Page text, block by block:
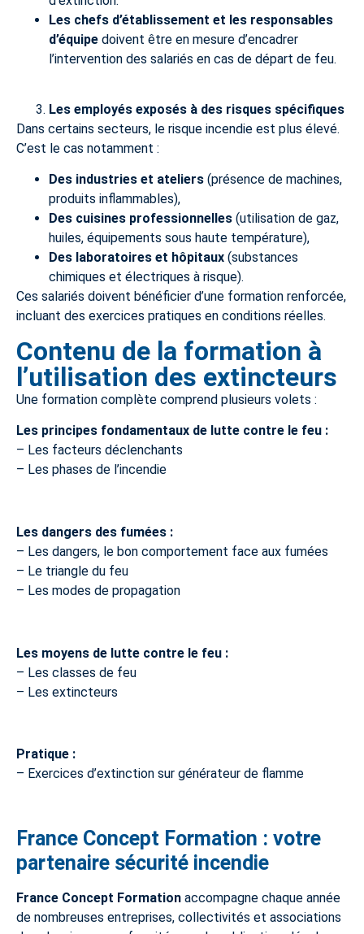
Les chefs d’établissement et les responsables
d’équipe doivent être en mesure d’encadrer
l’intervention des salariés en cas de départ de feu.
Les employés exposés à des risques spécifiques
Dans certains secteurs, le risque incendie est plus élevé.
C’est le cas notamment :
Des industries et ateliers (présence de machines,
produits inflammables),
Des cuisines professionnelles (utilisation de gaz,
huiles, équipements sous haute température),
Des laboratoires et hôpitaux (substances
chimiques et électriques à risque).
Ces salariés doivent bénéficier d’une formation renforcée,
incluant des exercices pratiques en conditions réelles.
Contenu de la formation à
l’utilisation des extincteurs
Une formation complète comprend plusieurs volets :
Les principes fondamentaux de lutte contre le feu :
– Les facteurs déclenchants
– Les phases de l’incendie
Les dangers des fumées :
– Les dangers, le bon comportement face aux fumées
– Le triangle du feu
– Les modes de propagation
Les moyens de lutte contre le feu :
– Les classes de feu
– Les extincteurs
Pratique :
– Exercices d’extinction sur générateur de flamme
France Concept Formation : votre
partenaire sécurité incendie
France Concept Formation accompagne chaque année
de nombreuses entreprises, collectivités et associations